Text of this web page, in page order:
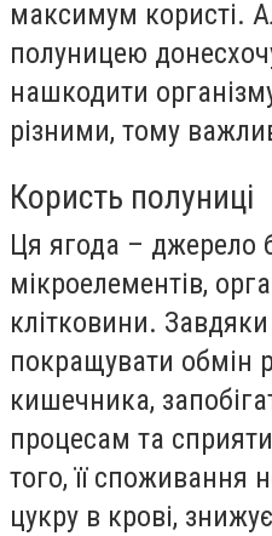
максимум користі.
полуницею
нашкодити
різними, тому
Користь полуниці
Ця ягода – джерело
мікроелементів,
клітковини.
покращувати обмін
кишечника,
процесам та
того, її споживання
цукру в крові,